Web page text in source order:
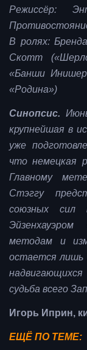
Режиссёр:
В ролях:
Скотт
«Банши
«Родина»)
Синопсис.
крупнейшая в
уже
что немецкая
Главному
Стэггу
союзных сил
методам и
остается лишь
судьба всего
Игорь Иприн,
ЕЩЁ ПО ТЕМЕ: